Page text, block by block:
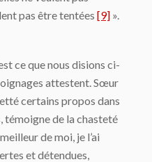
pas être tentées [9] ».
ce que nous disions ci-
attestent. Sœur
certains propos dans
témoigne de la chasteté
meilleur de moi, je l’ai
et détendues,